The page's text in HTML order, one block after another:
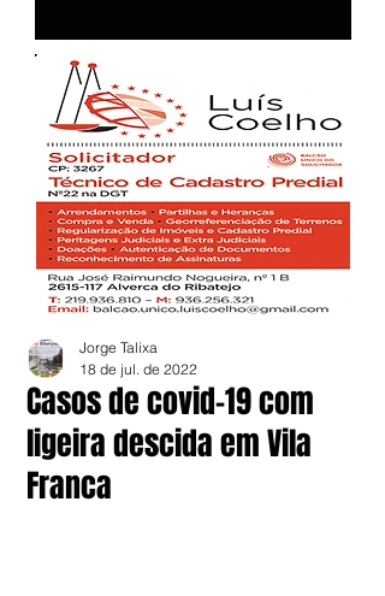
Casos de covid-19 com
ligeira descida em Vila
Franca
Jorge Talixa
18 de jul. de 2022